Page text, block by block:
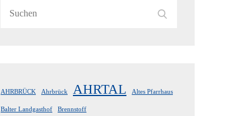
AHRBRÜCK Ahrbrück AHRTAL Altes Pfarrhaus
Balter Landgasthof Brennstoff